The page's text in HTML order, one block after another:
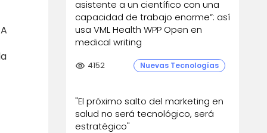
asistente a un científico con una
capacidad de trabajo enorme”: así
usa VML Health WPP Open en
medical writing
visibility 4152 Nuevas Tecnologías
"El próximo salto del marketing en
salud no será tecnológico, será
estratégico"